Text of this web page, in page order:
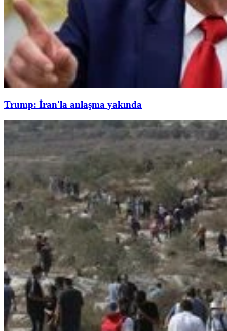
Trump: İran'la anlaşma yakında